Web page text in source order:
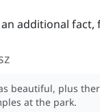
additional fact,
beautiful, plus
at the park.